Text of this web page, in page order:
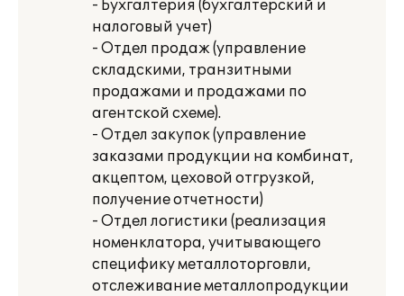
- Бухгалтерия (бухгалтерский и
налоговый учет)
- Отдел продаж (управление
складскими, транзитными
продажами и продажами по
агентской схеме).
- Отдел закупок (управление
заказами продукции на комбинат,
акцептом, цеховой отгрузкой,
получение отчетности)
- Отдел логистики (реализация
номенклатора, учитывающего
специфику металлоторговли,
отслеживание металлопродукции